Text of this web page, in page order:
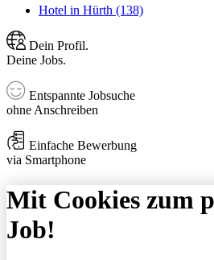
Hotel in Hürth (138)
Dein Profil.
Deine Jobs.
Entspannte Jobsuche
ohne Anschreiben
Einfache Bewerbung
via Smartphone
Mit Cookies zum
Job!